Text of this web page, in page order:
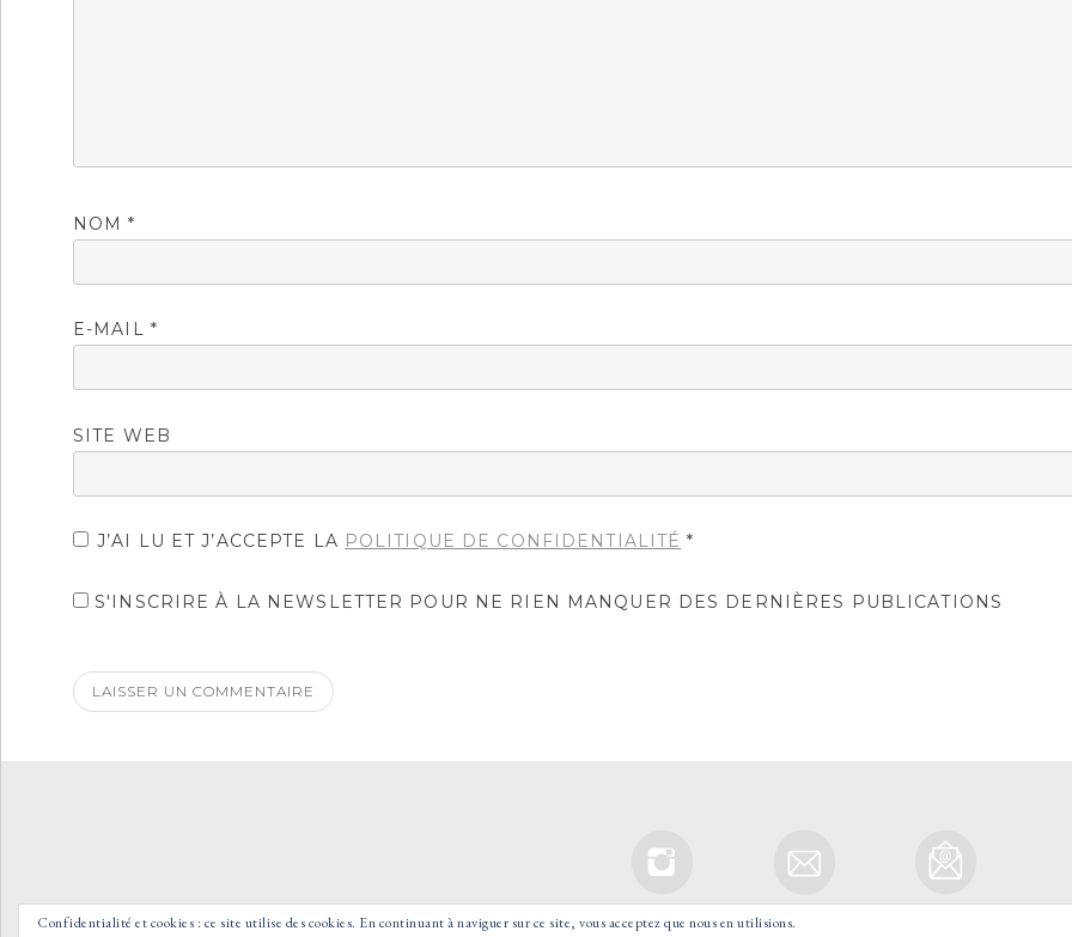
NOM*
E-MAIL *
SITE WEB
J’AI LU ET J’ACCEPTE LA POLITIQUE DE CONFIDENTIALITÉ *
S'INSCRIRE À LA NEWSLETTER POUR NE RIEN MANQUER DES DERNIÈRES PUBLICATIONS
Confidentialité et cookies : ce site utilise des cookies. En continuant à naviguer sur ce site, vous acceptez que nous en utilisions.